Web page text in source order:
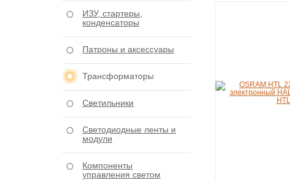
ИЗУ, стартеры,
конденсаторы
Патроны и аксессуары
Трансформаторы
Светильники
Светодиодные ленты и
модули
Компоненты
управления светом